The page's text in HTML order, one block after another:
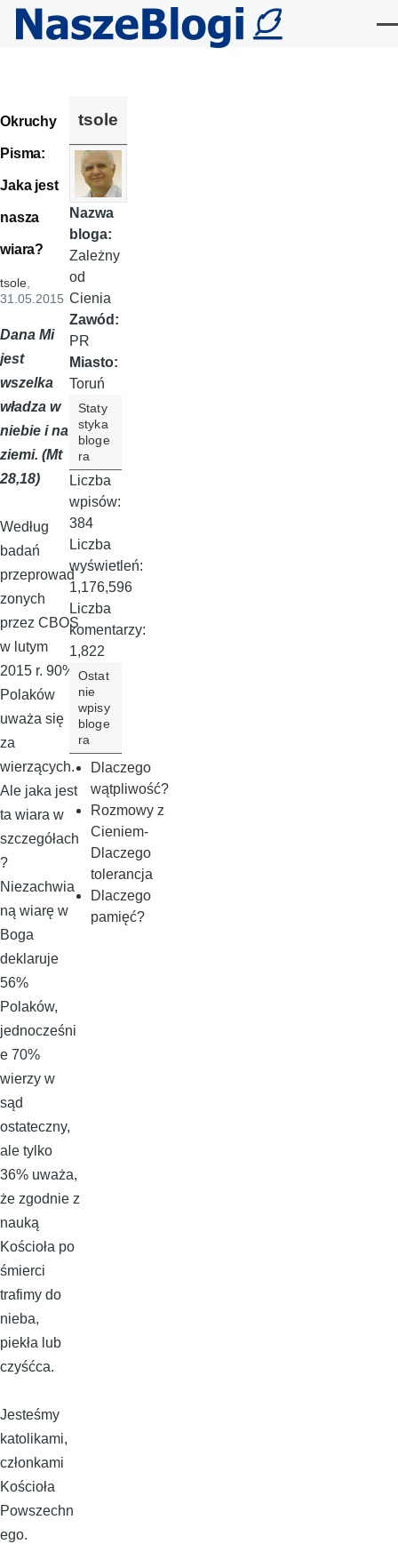
Przejdź do treści
Okruchy
Pisma:
Jaka jest
nasza
wiara?
tsole,
31.05.2015
Dana Mi
jest
wszelka
władza w
niebie i na
ziemi. (Mt
28,18)
Według
badań
przeprowad
zonych
przez CBOS
w lutym
2015 r. 90%
Polaków
uważa się
za
wierzących.
Ale jaka jest
ta wiara w
szczegółach
?
Niezachwia
ną wiarę w
Boga
deklaruje
56%
Polaków,
jednocześni
e 70%
wierzy w
sąd
ostateczny,
ale tylko
36% uważa,
że zgodnie z
nauką
Kościoła po
śmierci
trafimy do
nieba,
piekła lub
czyśćca.
Jesteśmy
katolikami,
członkami
Kościoła
Powszechn
ego.
tsole
Nazwa
bloga:
Zależny
od
Cienia
Zawód:
PR
Miasto:
Toruń
Staty
styka
bloge
ra
Liczba
wpisów:
384
Liczba
wyświetleń:
1,176,596
Liczba
komentarzy:
1,822
Ostat
nie
wpisy
bloge
ra
Dlaczego
wątpliwość?
Rozmowy z
Cieniem-
Dlaczego
tolerancja
Dlaczego
pamięć?